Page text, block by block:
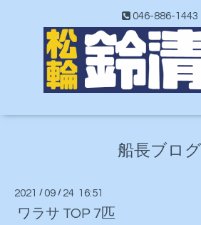
046-886-1443
船長ブログ
2021 / 09 / 24 16:51
ワラサ TOP 7匹